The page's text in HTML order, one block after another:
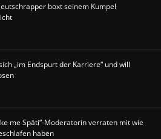
boxt seinem Kumpel
„im Endspurt der Karriere“ und will
me Späti“-Moderatorin verraten mit wie
haben